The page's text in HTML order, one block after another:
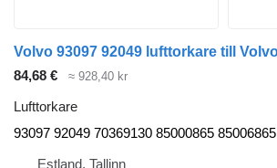
84,68 € ≈ 928,40 kr
Lufttorkare
93097 92049 70369130 85000865 85006865
Estland, Tallinn